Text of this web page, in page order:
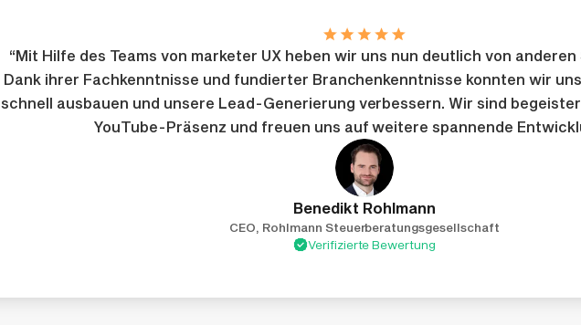
“Mit Hilfe des Teams von marketer UX heben wir uns nun deutlich von
Dank ihrer Fachkenntnisse und fundierter Branchenkenntnisse konnten wir
schnell ausbauen und unsere Lead-Generierung verbessern. Wir sind
YouTube-Präsenz und freuen uns auf weitere spannende
Benedikt Rohlmann
CEO, Rohlmann Steuerberatungsgesellschaft
Verifizierte Bewertung